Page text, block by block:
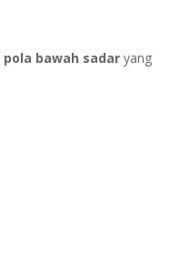
pola bawah sadar yang